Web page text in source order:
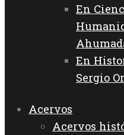
En
En
Sergio
Acervos
Acervos